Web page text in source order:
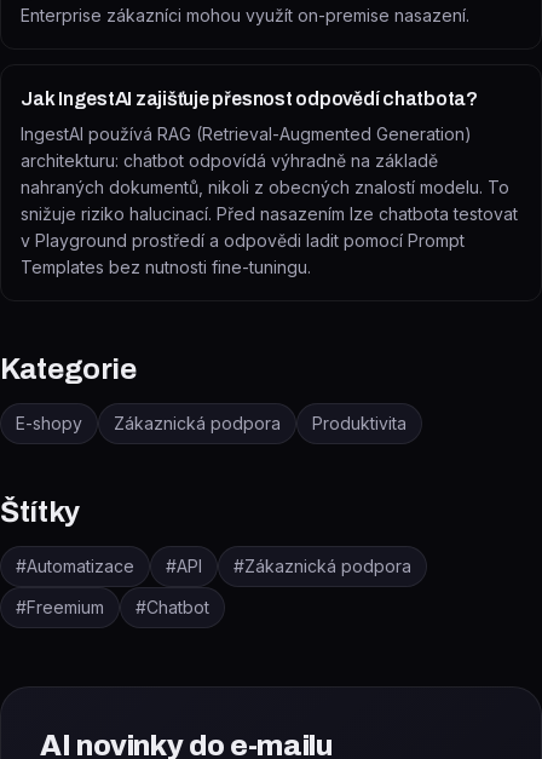
Enterprise zákazníci mohou využít on-premise nasazení.
Jak IngestAI zajišťuje přesnost odpovědí chatbota?
IngestAI používá RAG (Retrieval-Augmented Generation)
architekturu: chatbot odpovídá výhradně na základě
nahraných dokumentů, nikoli z obecných znalostí modelu. To
snižuje riziko halucinací. Před nasazením lze chatbota testovat
v Playground prostředí a odpovědi ladit pomocí Prompt
Templates bez nutnosti fine-tuningu.
Kategorie
E-shopy Zákaznická podpora Produktivita
Štítky
#Automatizace #API #Zákaznická podpora
#Freemium #Chatbot
AI novinky do e-mailu